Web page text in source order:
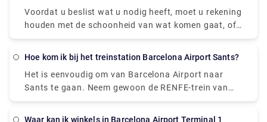
verschillende mogelijkheden als u vooraf een
privétransfer of shuttleservice wilt boeken om u op
op onze tweetalige chauffeurs die u zullen
begroeten bij de bagageband en u helpen uw spullen
naar de wachtende auto te brengen. Afhankelijk van
Voordat u beslist wat u nodig heeft, moet u rekening
houden met de schoonheid van wat komen gaat, of
het nu gaat om een eenvoudige aflevering naar een
om het hele gezin naar Tibidabo Amusement Park te
vervoeren om klassiek te ervaren rijdt. Verken het
uitgestrekte natuurpark Serra de Collserola met een
gecharterde bus, of boek een sedan om romantiek
naar een hoger niveau te tillen in het 18e-eeuwse
Hoe kom ik bij het treinstation Barcelona Airport Sants?
Het is eenvoudig om van Barcelona Airport naar
Sants te gaan. Neem gewoon de RENFE-trein van
Barcelona Airport naar Estació de Sants (algemeen
Waar kan ik winkels in Barcelona Airport Terminal 1